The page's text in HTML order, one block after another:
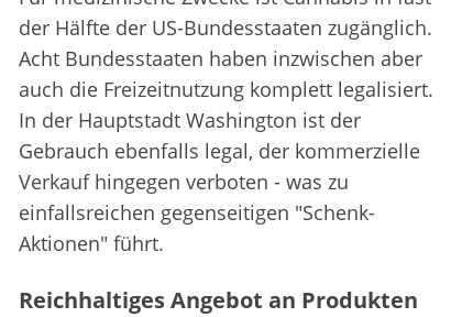
der Hälfte der US-Bundesstaaten zugänglich.
Acht Bundesstaaten haben inzwischen aber
auch die Freizeitnutzung komplett legalisiert.
In der Hauptstadt Washington ist der
Gebrauch ebenfalls legal, der kommerzielle
Verkauf hingegen verboten - was zu
einfallsreichen gegenseitigen "Schenk-
Aktionen" führt.
Reichhaltiges Angebot an Produkten